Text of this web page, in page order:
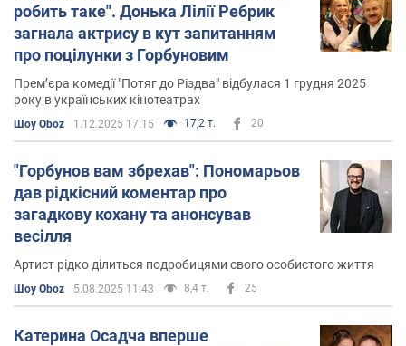
робить таке". Донька Лілії Ребрик
загнала актрису в кут запитанням
про поцілунки з Горбуновим
Прем’єра комедії "Потяг до Різдва" відбулася 1 грудня 2025
року в українських кінотеатрах
Шоу Oboz 1.12.2025 17:15 17,2 т. 20
"Горбунов вам збрехав": Пономарьов
дав рідкісний коментар про
загадкову кохану та анонсував
весілля
Артист рідко ділиться подробицями свого особистого життя
Шоу Oboz 5.08.2025 11:43 8,4 т. 25
Катерина Осадча вперше